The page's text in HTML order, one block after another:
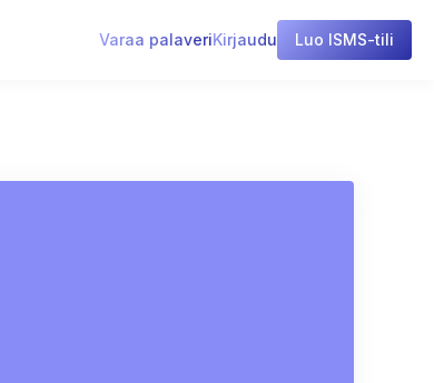
Varaa palaveriKirjaudu Luo ISMS-tili